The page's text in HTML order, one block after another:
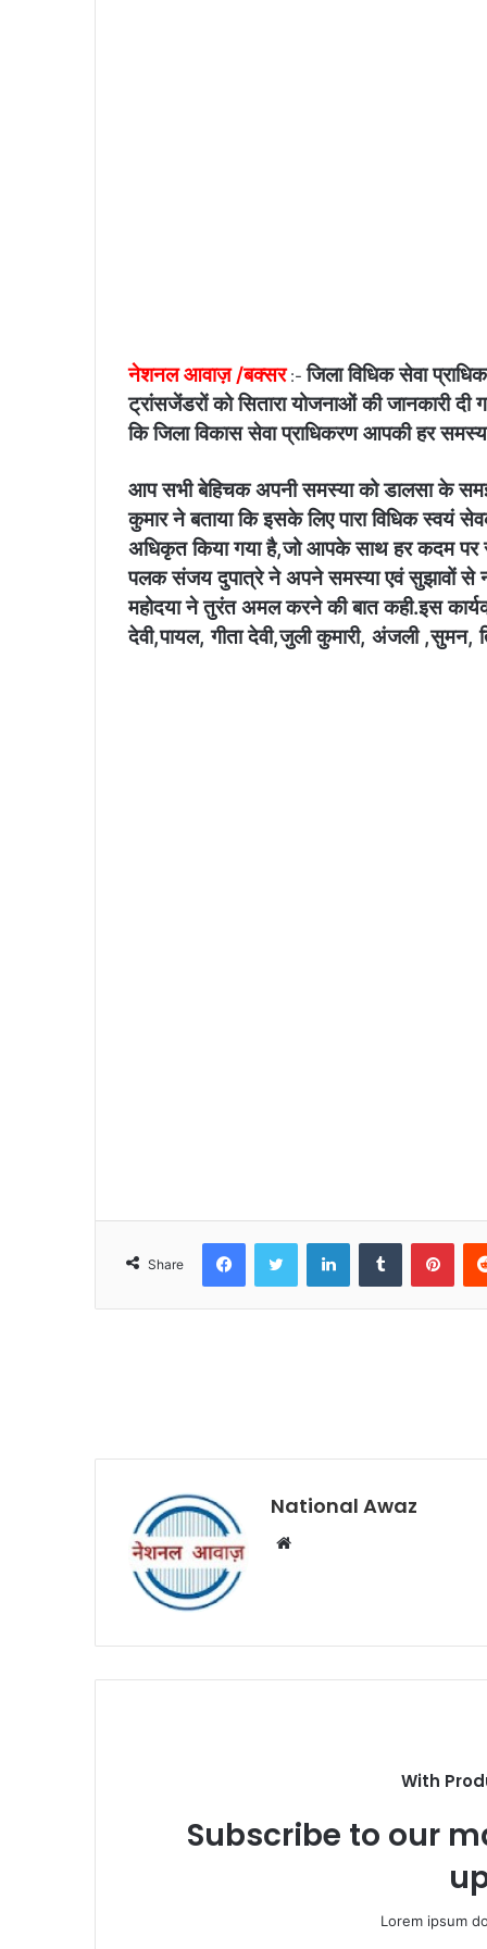
नेशनल आवाज़ /बक्सर:-जिला विधिक सेवा
ट्रांसजेंडरों को सितारा योजनाओं की जानकारी
कि जिला विकास सेवा प्राधिकरण आपकी हर
आप सभी बेहिचक अपनी समस्या को डालसा के
कुमार ने बताया कि इसके लिए पारा विधिक स्वयं
अधिकृत किया गया है,जो आपके साथ हर कदम
पलक संजय दुपात्रे ने अपने समस्या एवं सुझावों से
महोदया ने तुरंत अमल करने की बात कही.इस
देवी,पायल, गीता देवी,जुली कुमारी, अंजली ,सुमन,
Share
National Awaz
i
With
Subscribe to our
Lorem ipsum